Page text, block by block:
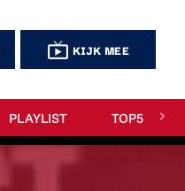
PLAYLIST TOP5
live_tv KIJK MEE